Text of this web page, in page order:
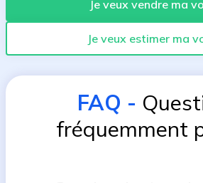
Je veux vendre ma
Je veux estimer ma
FAQ -
fréquemment